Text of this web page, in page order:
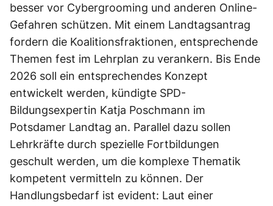
besser vor Cybergrooming und anderen Online-
Gefahren schützen. Mit einem Landtagsantrag
fordern die Koalitionsfraktionen, entsprechende
Themen fest im Lehrplan zu verankern. Bis Ende
2026 soll ein entsprechendes Konzept
entwickelt werden, kündigte SPD-
Bildungsexpertin Katja Poschmann im
Potsdamer Landtag an. Parallel dazu sollen
Lehrkräfte durch spezielle Fortbildungen
geschult werden, um die komplexe Thematik
kompetent vermitteln zu können. Der
Handlungsbedarf ist evident: Laut einer